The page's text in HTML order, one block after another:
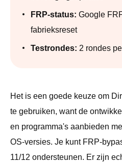
FRP-status: Google
fabrieksreset
Testrondes: 2 rondes
Het is een goede keuze om
te gebruiken, want de
en programma's aanbieden
OS-versies. Je kunt FRP-
11/12 ondersteunen. Er zijn